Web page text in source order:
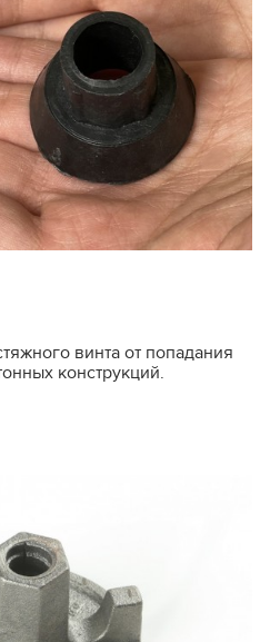
винта от попадания
конструкций.